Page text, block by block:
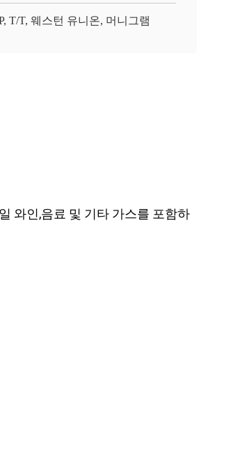
T/T, 웨스턴 유니온, 머니그램
와인,음료 및 기타 가스를 포함하